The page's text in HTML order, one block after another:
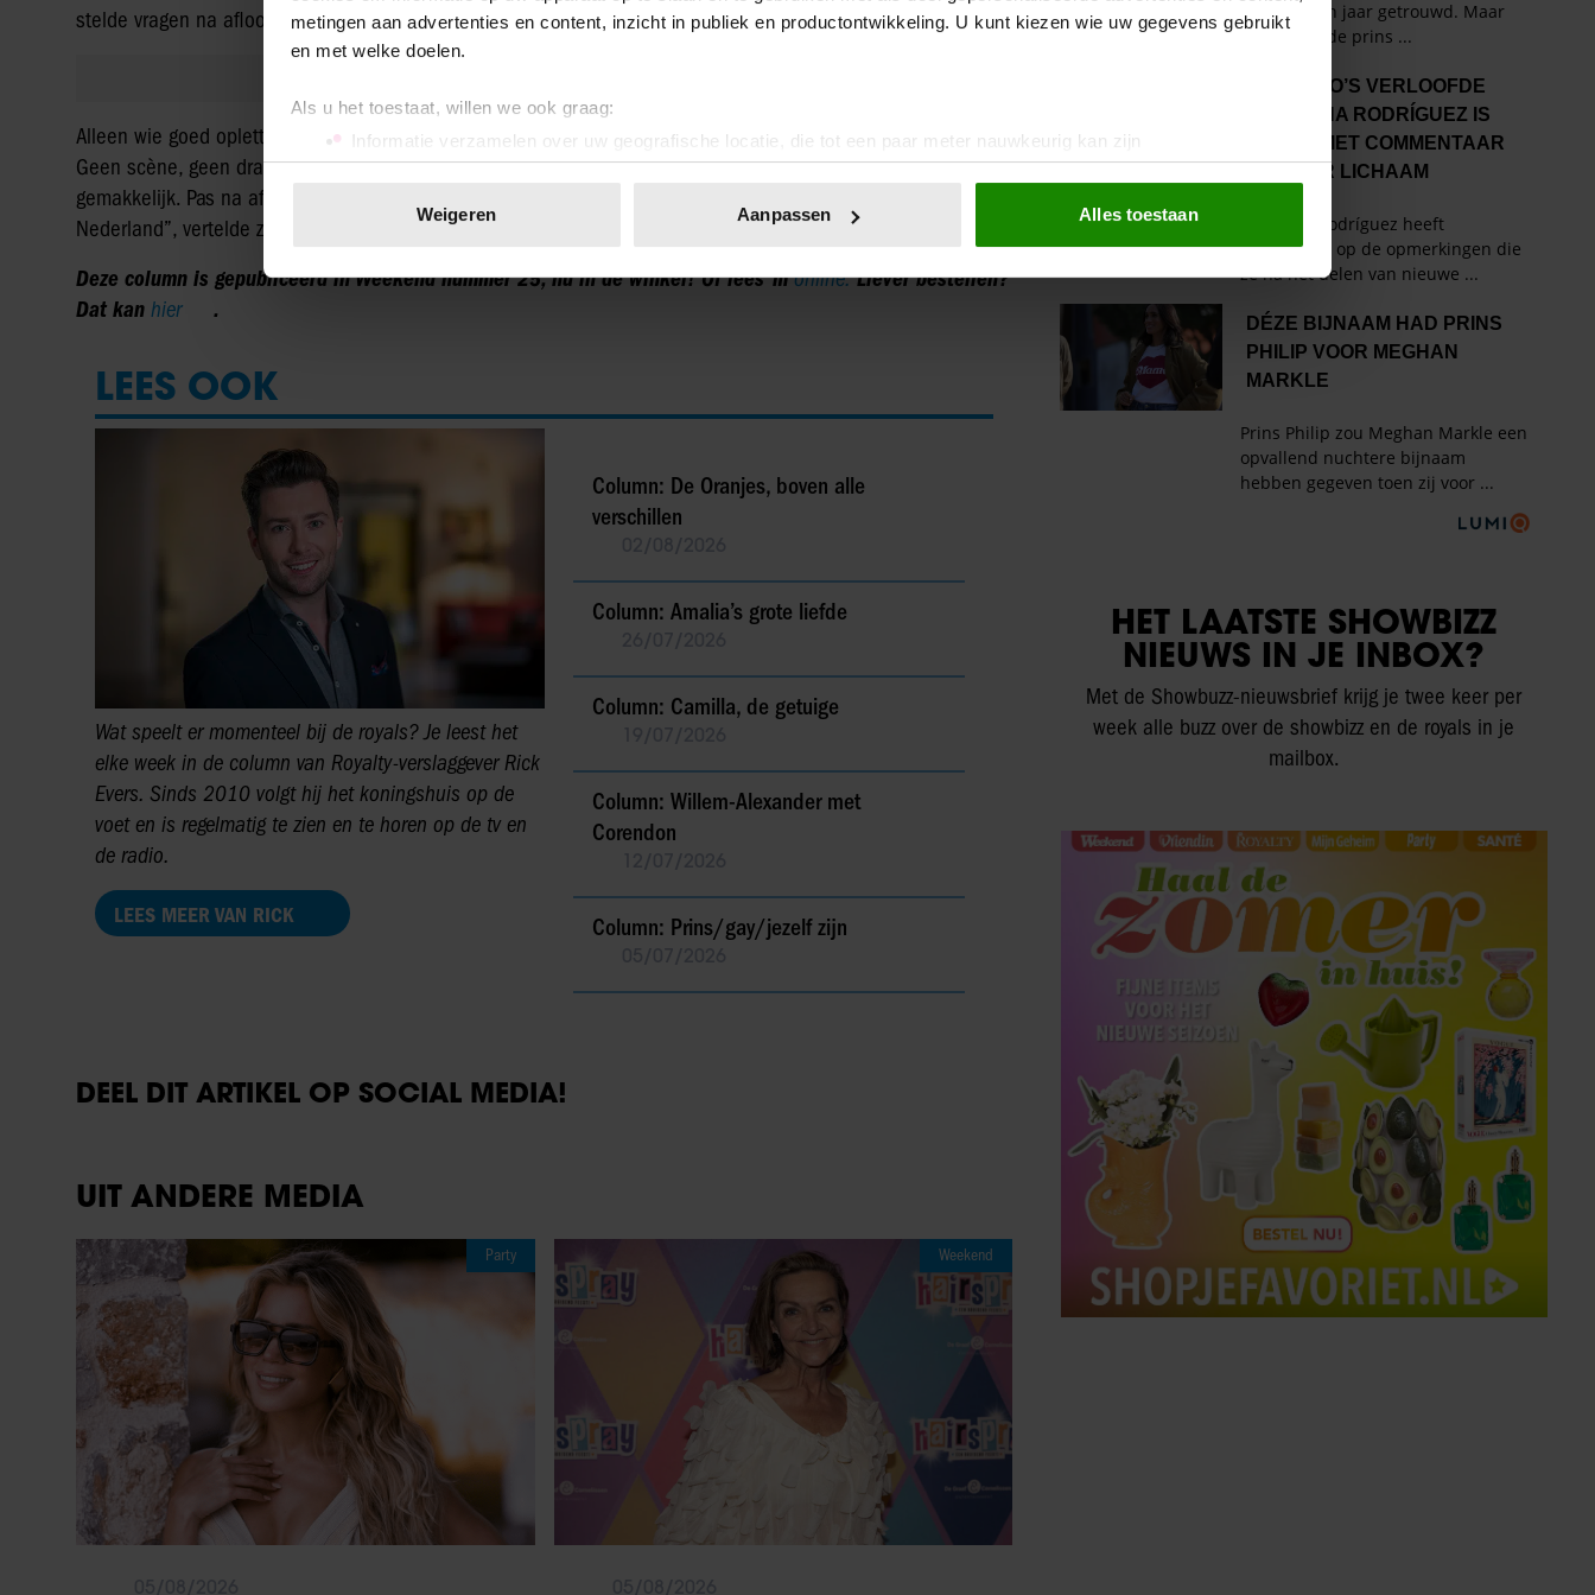
metingen aan advertenties en content, inzicht in publiek en productontwikkeling. U kunt kiezen wie uw gegevens gebruikt
en met welke doelen.
Als u het toestaat, willen we ook graag:
Informatie verzamelen over uw geografische locatie, die tot een paar meter nauwkeurig kan zijn
Uw apparaat identificeren door het actief te scannen op specifieke eigenschappen (fingerprinting)
toestemming op elk moment wijzigen of intrekken in de Cookieverklaring.
We gebruiken cookies om content en advertenties te personaliseren, om functies voor social media te bieden en om ons
websiteverkeer te analyseren. Ook delen we informatie over uw gebruik van onze site met onze partners voor social
media, adverteren en analyse. Deze partners kunnen deze gegevens combineren met andere informatie die u aan ze heeft
verstrekt of die ze hebben verzameld op basis van uw gebruik van hun services. U gaat akkoord met onze cookies als u
Weigeren Aanpassen Alles toestaan
stelde vragen na afloop – haar gezicht als altijd in de plooi.
Alleen wie goed oplette, had kunnen zien hoe ze bij terugkomst fluisterend de voorzitter op de hoogte bracht.
Geen scène, geen drama. De plicht riep, haar huis zat vol mensen. The show must go on en dat is niet altijd
gemakkelijk. Pas na afloop vertrok ze naar het zieken huis. “Mijn prioriteiten zijn mijn man, mijn kinderen en
Nederland”, vertelde ze me ooit. “Dat weeg ik altijd af.”
Deze column is gepubliceerd in Weekend nummer 25, nú in de winkel! Of lees ‘monline.Liever bestellen?
Dat kan hier .
LEES OOK
Wat speelt er momenteel bij de royals? Je leest het
elke week in de column van Royalty-verslaggever Rick
Evers. Sinds 2010 volgt hij het koningshuis op de
voet en is regelmatig te zien en te horen op de tv en
de radio.
LEES MEER VAN RICK
Column: De Oranjes, boven alle
verschillen
Column: Amalia’s grote liefde
Column: Camilla, de getuige
Column: Willem-Alexander met
Corendon
Column: Prins/gay/jezelf zijn
DEEL DIT ARTIKEL OP SOCIAL MEDIA!
UIT ANDERE MEDIA
Party Weekend
HET LAATSTE SHOWBIZZ
NIEUWS IN JE INBOX?
Met de Showbuzz-nieuwsbrief krijg je twee keer per
week alle buzz over de showbizz en de royals in je
mailbox.